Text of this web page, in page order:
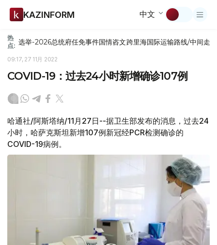
KAZINFORM 中文
热
点: 选举-2026总统府任免事件国情咨文跨里海国际运输路线/中间走廊
09:17, 27 11月 2022
COVID-19：过去24小时新增确诊107例
哈通社/阿斯塔纳/11月27日--据卫生部发布的消息，过去24
小时，哈萨克斯坦新增107例新冠经PCR检测确诊的
COVID-19病例。